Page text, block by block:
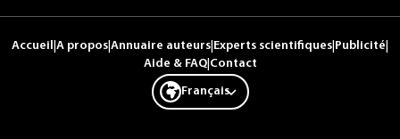
Accueil A propos Annuaire auteurs Experts scientifiques Publicité
Aide & FAQ| Contact
Français